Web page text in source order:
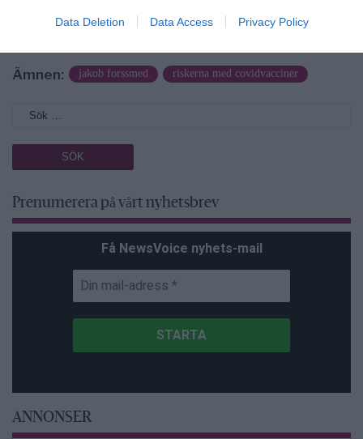
Data Deletion Data Access Privacy Policy
Ämnen: jakob forssmed riskerna med covidvacciner
Prenumerera på vårt nyhetsbrev
Få NewsVoice nyhets-mail
ANNONSER